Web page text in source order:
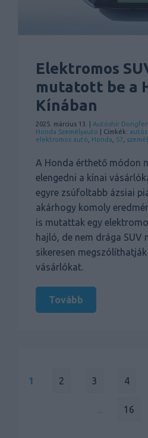
Elektromos
mutatott be a
Kínában
2025. március 13. | Autóshír
Honda Személyauto | Címkék:
elektromos autó
Honda S7
A Honda érthető módon
elengedni a kínai
egyre zsúfoltabb ázsiai
akárhogy komoly
is mutattak egy
hajló, de nem drága SUV
sikeresen
vásárlókat.
Tovább
1 2 3 4
16